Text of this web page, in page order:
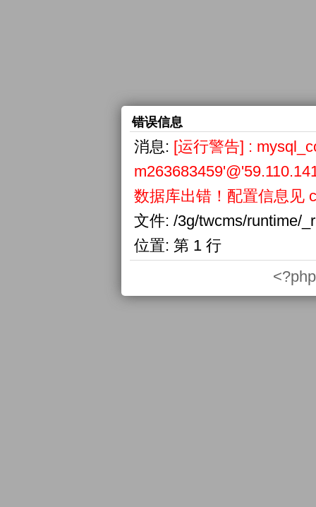
错误信息
消息: [运行警告] :
数据库出错！配置信息见
文件: /3g/twcms/runtime/
位置: 第 1 行